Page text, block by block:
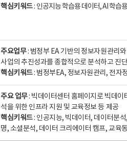
핵심키워드: 인공지능 학습용 데이터, AI 학습
주요업무: 범정부 EA 기반의 정보자원관리
사업의 추진성과를 종합적으로 분석하고 진
핵심키워드: 범정부EA, 정보자원관리, 전자
주요 업무: 빅데이터센터 홈페이지로 빅데이
석을 위한 인프라 지원 및 교육정보 등 제공
핵심키워드: 인공지능, 빅데이터, 데이터분
명, 소셜분석, 데이터 크리에이터 캠프, 교육